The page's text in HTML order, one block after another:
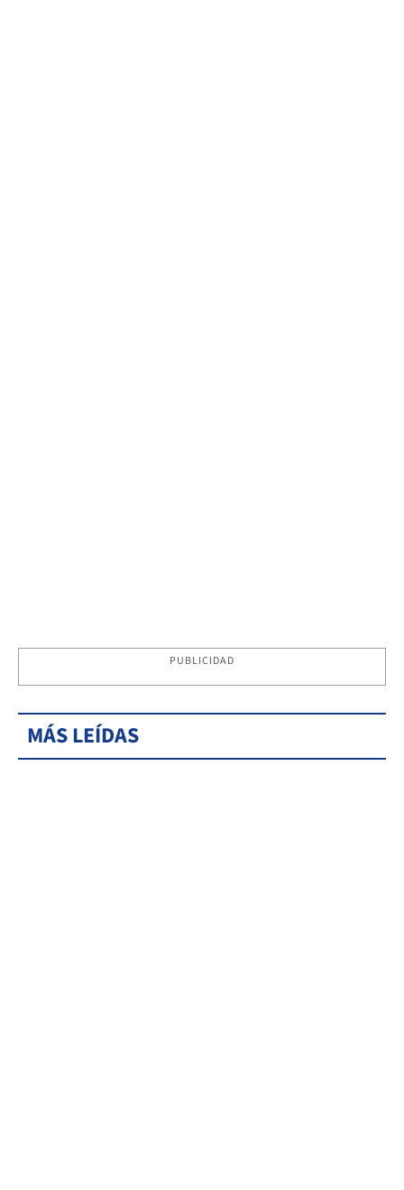
PUBLICIDAD
MÁS LEÍDAS